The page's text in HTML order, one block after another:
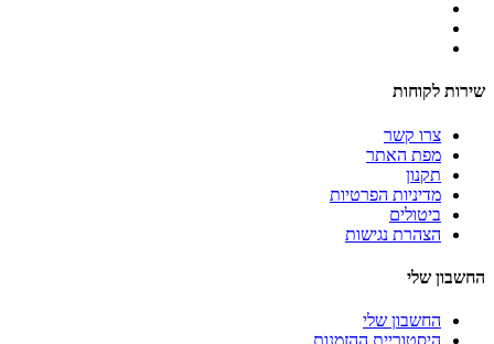
שירות לקוחות
צרו קשר
מפת האתר
תקנון
מדיניות הפרטיות
ביטולים
הצהרת נגישות
החשבון שלי
החשבון שלי